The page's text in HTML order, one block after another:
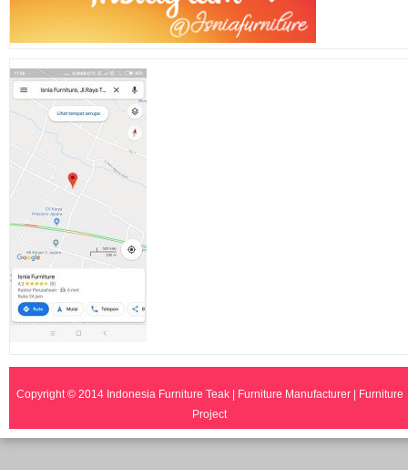
Copyright © 2014 Indonesia Furniture Teak | Furniture Manufacturer | Furniture
Project